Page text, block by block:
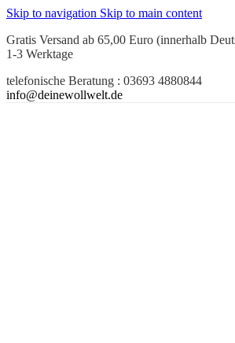
Skip to navigation Skip to main content
Gratis Versand ab 65,00 Euro (innerhalb
1-3 Werktage
telefonische Beratung : 03693 4880844
info@deinewollwelt.de